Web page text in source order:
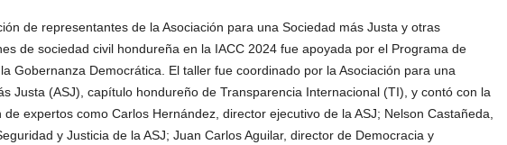
de representantes de la Asociación para una Sociedad más Justa y otras
de sociedad civil hondureña en la IACC 2024 fue apoyada por el Programa de
Gobernanza Democrática. El taller fue coordinado por la Asociación para una
Justa (ASJ), capítulo hondureño de Transparencia Internacional (TI), y contó con la
de expertos como Carlos Hernández, director ejecutivo de la ASJ; Nelson Castañeda,
y Justicia de la ASJ; Juan Carlos Aguilar, director de Democracia y